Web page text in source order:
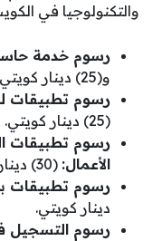
والتكنولوجيا في
رسوم خدمة
و(25) دينار كويتي لفصل الصيف.
رسوم تطبيقات
(25) دينار كويتي.
رسوم تطبيقات
الأعمال: (30) دينار كويتي.
رسوم تطبيقات
دينار كويتي.
رسوم التسجيل